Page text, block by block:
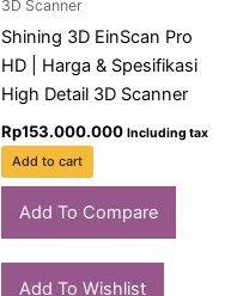
3D Scanner
Shining 3D EinScan Pro
HD | Harga & Spesifikasi
High Detail 3D Scanner
Rp153.000.000 Including tax
Add to cart
Add To Compare
Add To Wishlist